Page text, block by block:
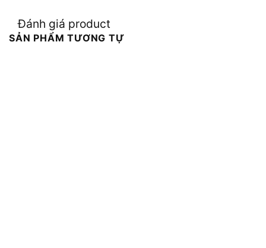
Đánh giá product
SẢN PHẨM TƯƠNG TỰ